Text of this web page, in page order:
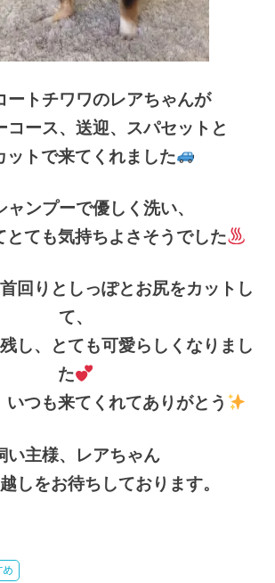
ートチワワのレアちゃんが
コース、送迎、スパセットと
ットで来てくれました
ャンプーで優しく洗い、
とても気持ちよさそうでした
回りとしっぽとお尻をカットし
て、
し、とても可愛らしくなりまし
た
いつも来てくれてありがとう
い主様、レアちゃん
しをお待ちしております。